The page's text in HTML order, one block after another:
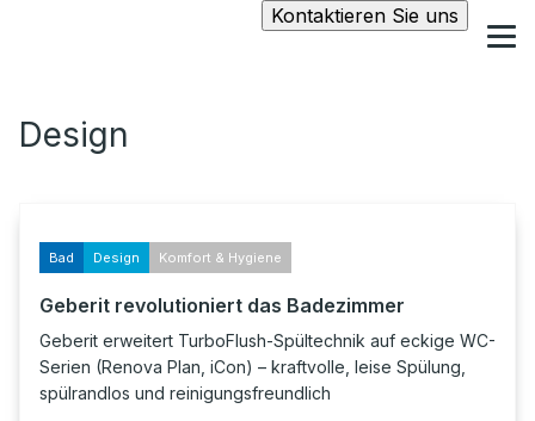
Kontaktieren Sie uns
Design
Bad Design Komfort & Hygiene
Geberit revolutioniert das Badezimmer
Geberit erweitert TurboFlush-Spültechnik auf eckige WC-
Serien (Renova Plan, iCon) – kraftvolle, leise Spülung,
spülrandlos und reinigungsfreundlich